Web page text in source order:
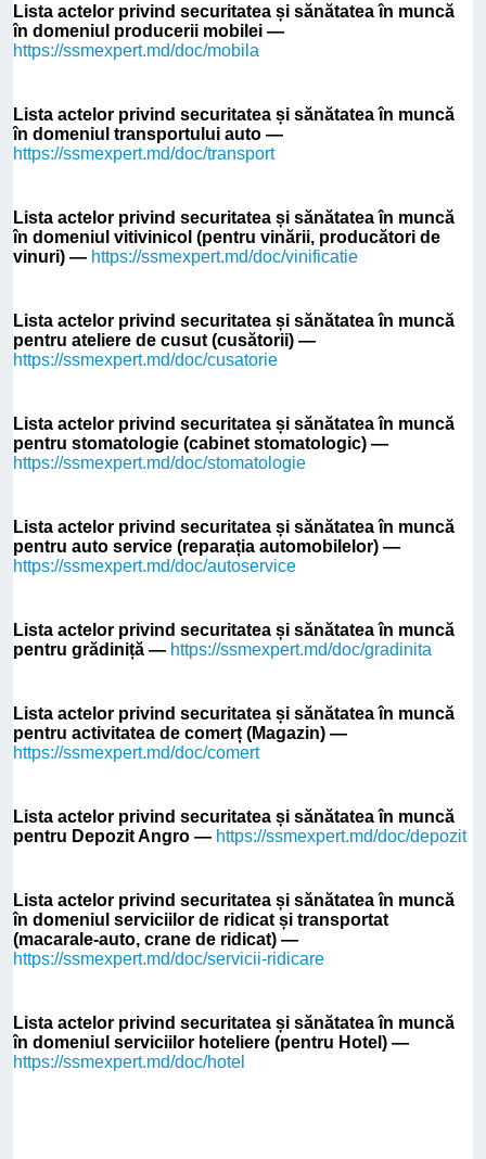
Lista actelor privind securitatea și sănătatea în muncă
în domeniul producerii mobilei —
https://ssmexpert.md/doc/mobila
Lista actelor privind securitatea și sănătatea în muncă
în domeniul transportului auto —
https://ssmexpert.md/doc/transport
Lista actelor privind securitatea și sănătatea în muncă
în domeniul vitivinicol (pentru vinării, producători de
vinuri) — https://ssmexpert.md/doc/vinificatie
Lista actelor privind securitatea și sănătatea în muncă
pentru ateliere de cusut (cusătorii) —
https://ssmexpert.md/doc/cusatorie
Lista actelor privind securitatea și sănătatea în muncă
pentru stomatologie (cabinet stomatologic) —
https://ssmexpert.md/doc/stomatologie
Lista actelor privind securitatea și sănătatea în muncă
pentru auto service (reparația automobilelor) —
https://ssmexpert.md/doc/autoservice
Lista actelor privind securitatea și sănătatea în muncă
pentru grădiniță — https://ssmexpert.md/doc/gradinita
Lista actelor privind securitatea și sănătatea în muncă
pentru activitatea de comerț (Magazin) —
https://ssmexpert.md/doc/comert
Lista actelor privind securitatea și sănătatea în muncă
pentru Depozit Angro — https://ssmexpert.md/doc/depozit
Lista actelor privind securitatea și sănătatea în muncă
în domeniul serviciilor de ridicat și transportat
(macarale-auto, crane de ridicat) —
https://ssmexpert.md/doc/servicii-ridicare
Lista actelor privind securitatea și sănătatea în muncă
în domeniul serviciilor hoteliere (pentru Hotel) —
https://ssmexpert.md/doc/hotel